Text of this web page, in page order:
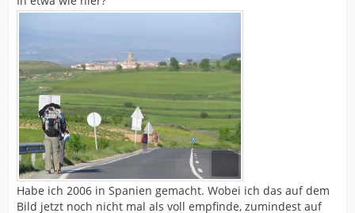
Habe ich 2006 in Spanien gemacht. Wobei ich das auf dem
Bild jetzt noch nicht mal als voll empfinde, zumindest auf